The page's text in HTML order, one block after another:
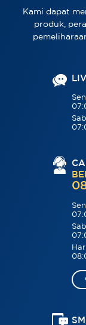
Kami dapat
produk,